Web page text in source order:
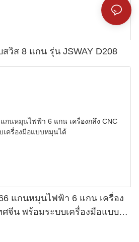
สวิส 8 แกน รุ่น JSWAY D208
แกนหมุนไฟฟ้า 6 แกน เครื่อง
ศจีน พร้อมระบบเครื่องมือแบบ